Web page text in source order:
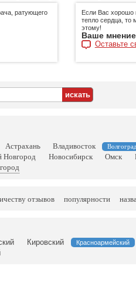
ратующего
Если Вас хорошо
тепло сердца, то
этому!
Ваше
Оставьте
Астрахань Владивосток Волгоград
Новгород Новосибирск Омск
отзывов популярности
Кировский Красноармейский